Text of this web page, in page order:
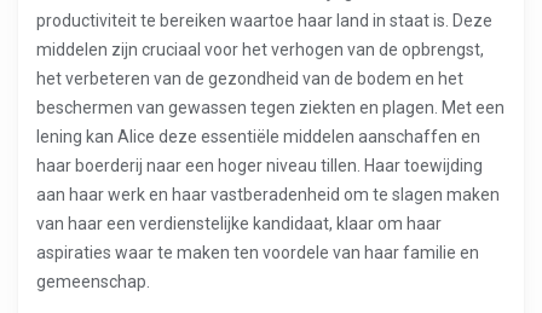
productiviteit te bereiken waartoe haar land in staat is. Deze
middelen zijn cruciaal voor het verhogen van de opbrengst,
het verbeteren van de gezondheid van de bodem en het
beschermen van gewassen tegen ziekten en plagen. Met een
lening kan Alice deze essentiële middelen aanschaffen en
haar boerderij naar een hoger niveau tillen. Haar toewijding
aan haar werk en haar vastberadenheid om te slagen maken
van haar een verdienstelijke kandidaat, klaar om haar
aspiraties waar te maken ten voordele van haar familie en
gemeenschap.